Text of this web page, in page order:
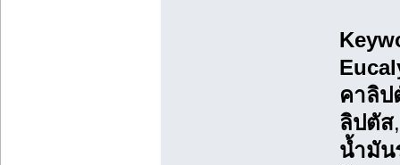
คาลิป
ลิปตัส
น้ำมัน